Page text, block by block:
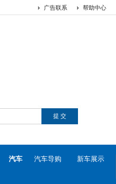
帮助中心
广告联系
汽车 汽车导购 新车展示